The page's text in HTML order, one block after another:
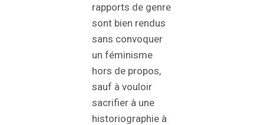
rapports de genre
sont bien rendus
sans convoquer
un féminisme
hors de propos,
sauf à vouloir
sacrifier à une
historiographie à